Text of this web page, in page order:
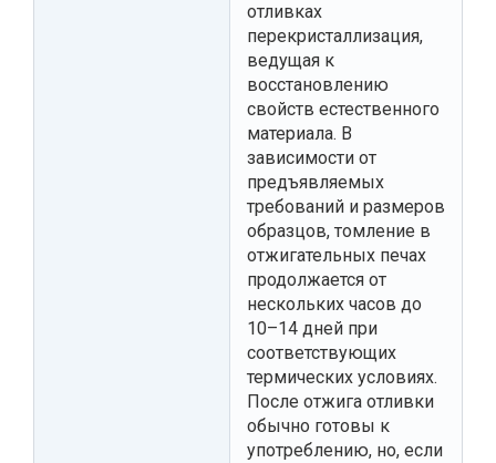
отливках
перекристаллизация,
ведущая к
восстановлению
свойств естественного
материала. В
зависимости от
предъявляемых
требований и размеров
образцов, томление в
отжигательных печах
продолжается от
нескольких часов до
10–14 дней при
соответствующих
термических условиях.
После отжига отливки
обычно готовы к
употреблению, но, если